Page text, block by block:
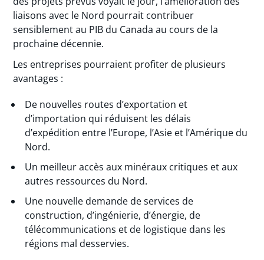
liaisons avec le Nord pourrait contribuer
sensiblement au PIB du Canada au cours de la
prochaine décennie.
Les entreprises pourraient profiter de plusieurs
avantages :
De nouvelles routes d’exportation et
d’importation qui réduisent les délais
d’expédition entre l’Europe, l’Asie et l’Amérique du
Nord.
Un meilleur accès aux minéraux critiques et aux
autres ressources du Nord.
Une nouvelle demande de services de
construction, d’ingénierie, d’énergie, de
télécommunications et de logistique dans les
régions mal desservies.